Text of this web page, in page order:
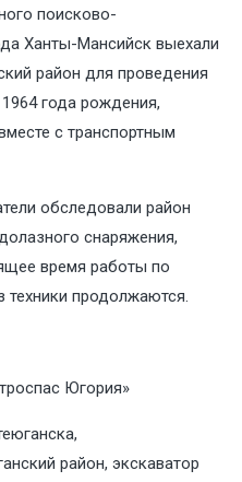
поисково-
Ханты-Мансийск выехали
район для проведения
года рождения,
с транспортным
обследовали район
снаряжения,
время работы по
техники продолжаются.
Югория»
,
район, экскаватор